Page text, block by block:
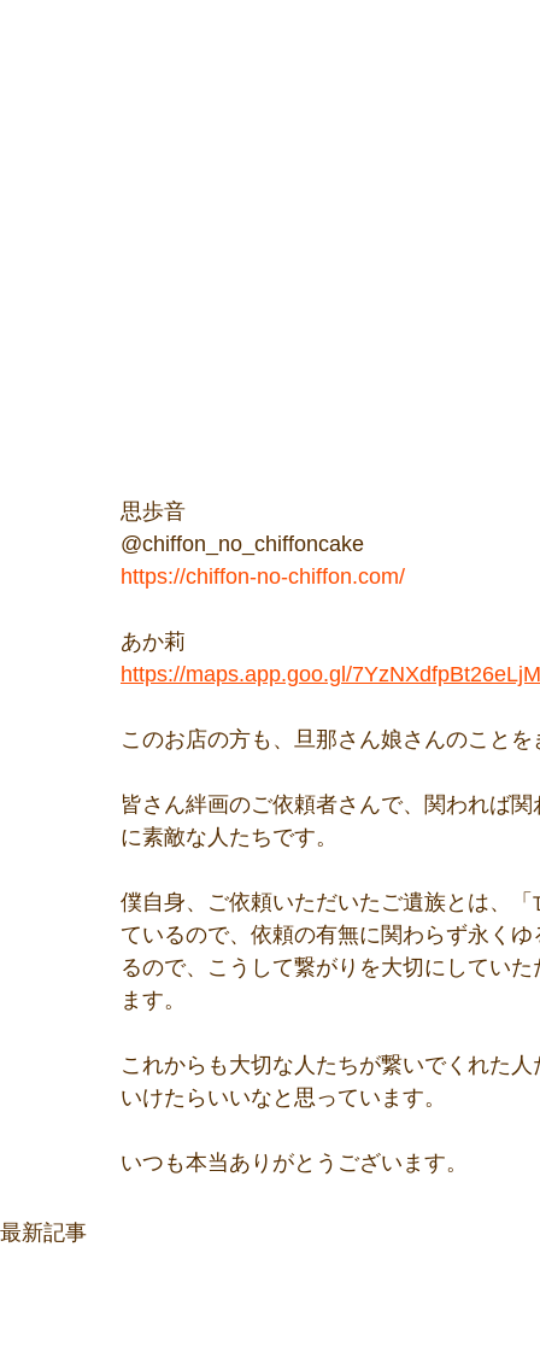
思歩音
@chiffon_no_chiffoncake
https://chiffon-no-chiffon.com/
あか莉
https://maps.app.goo.gl/
このお店の方も、旦那さん娘さんのこと
皆さん絆画のご依頼者さんで、関われば
に素敵な人たちです。
僕自身、ご依頼いただいたご遺族とは、
ているので、依頼の有無に関わらず永く
るので、こうして繋がりを大切にしてい
ます。
これからも大切な人たちが繋いでくれた
いけたらいいなと思っています。
いつも本当ありがとうございます。
最新記事